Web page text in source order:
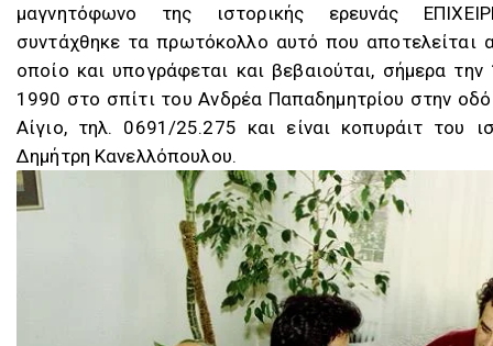
μαγνητόφωνο της ιστορικής ερευνάς
συντάχθηκε τα πρωτόκολλο αυτό που αποτελείται
οποίο και υπογράφεται και βεβαιούται, σήμερα
1990 στο σπίτι του Ανδρέα Παπαδημητρίου στην
Αίγιο, τηλ. 0691/25.275 και είναι κοπυράιτ του
Δημήτρη Κανελλόπουλου.